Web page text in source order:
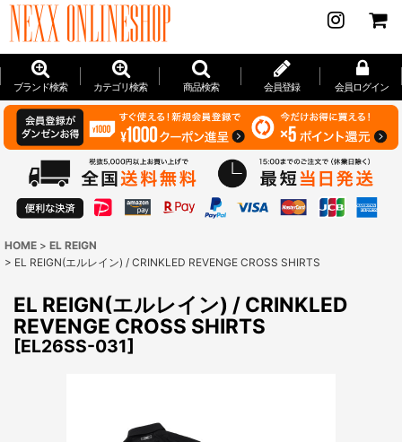
ブランド検索 カテゴリ検索 商品検索 会員登録 会員ログイン
HOME > EL REIGN
> EL REIGN(エルレイン) / CRINKLED REVENGE CROSS SHIRTS
EL REIGN(エルレイン) / CRINKLED
REVENGE CROSS SHIRTS
[EL26SS-031]